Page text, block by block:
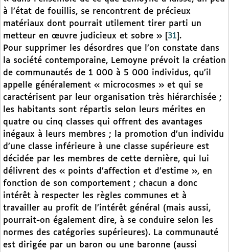
à l’état de fouillis, se rencontrent de précieux
matériaux dont pourrait utilement tirer parti un
metteur en œuvre judicieux et sobre »
31 .
Pour supprimer les désordres que l’on constate dans
la société contemporaine, Lemoyne prévoit la création
de communautés de 1 000 à 5 000 individus, qu’il
appelle généralement « microcosmes » et qui se
caractérisent par leur organisation très hiérarchisée ;
les habitants sont répartis selon leurs mérites en
quatre ou cinq classes qui offrent des avantages
inégaux à leurs membres ; la promotion d’un individu
d’une classe inférieure à une classe supérieure est
décidée par les membres de cette dernière, qui lui
délivrent des « points d’affection et d’estime », en
fonction de son comportement ; chacun a donc
intérêt à respecter les règles communes et à
travailler au profit de l’intérêt général (mais aussi,
pourrait-on également dire, à se conduire selon les
normes des catégories supérieures). La communauté
est dirigée par un baron ou une baronne (aussi